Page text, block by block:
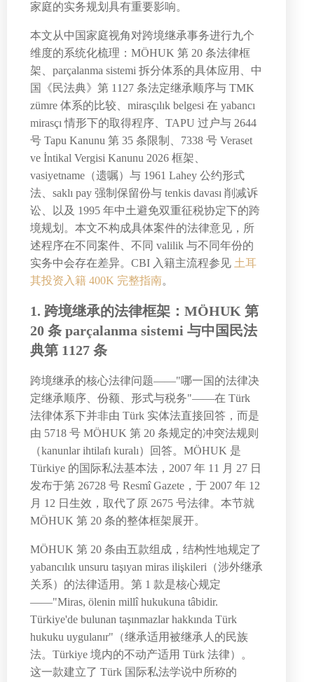
家庭的实务规划具有重要影响。
本文从中国家庭视角对跨境继承事务进行九个
维度的系统化梳理：MÖHUK 第 20 条法律框
架、parçalanma sistemi 拆分体系的具体应用、中
国《民法典》第 1127 条法定继承顺序与 TMK
zümre 体系的比较、mirasçılık belgesi 在 yabancı
mirasçı 情形下的取得程序、TAPU 过户与 2644
号 Tapu Kanunu 第 35 条限制、7338 号 Veraset
ve İntikal Vergisi Kanunu 2026 框架、
vasiyetname（遗嘱）与 1961 Lahey 公约形式
法、saklı pay 强制保留份与 tenkis davası 削减诉
讼、以及 1995 年中土避免双重征税协定下的跨
境规划。本文不构成具体案件的法律意见，所
述程序在不同案件、不同 valilik 与不同年份的
实务中会存在差异。CBI 入籍主流程参见 土耳
其投资入籍 400K 完整指南。
1. 跨境继承的法律框架：MÖHUK 第
20 条 parçalanma sistemi 与中国民法
典第 1127 条
跨境继承的核心法律问题——"哪一国的法律决
定继承顺序、份额、形式与税务"——在 Türk
法律体系下并非由 Türk 实体法直接回答，而是
由 5718 号 MÖHUK 第 20 条规定的冲突法规则
（kanunlar ihtilafı kuralı）回答。MÖHUK 是
Türkiye 的国际私法基本法，2007 年 11 月 27 日
发布于第 26728 号 Resmî Gazete，于 2007 年 12
月 12 日生效，取代了原 2675 号法律。本节就
MÖHUK 第 20 条的整体框架展开。
MÖHUK 第 20 条由五款组成，结构性地规定了
yabancılık unsuru taşıyan miras ilişkileri（涉外继承
关系）的法律适用。第 1 款是核心规定
——"Miras, ölenin millî hukukuna tâbidir.
Türkiye'de bulunan taşınmazlar hakkında Türk
hukuku uygulanır"（继承适用被继承人的民族
法。Türkiye 境内的不动产适用 Türk 法律）。
这一款建立了 Türk 国际私法学说中所称的